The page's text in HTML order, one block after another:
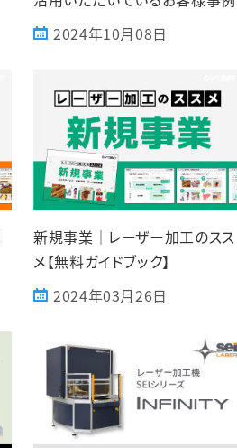
2024年10月08日
新規事業｜レーザー加工のスス
メ【無料ガイドブック】
2024年03月26日